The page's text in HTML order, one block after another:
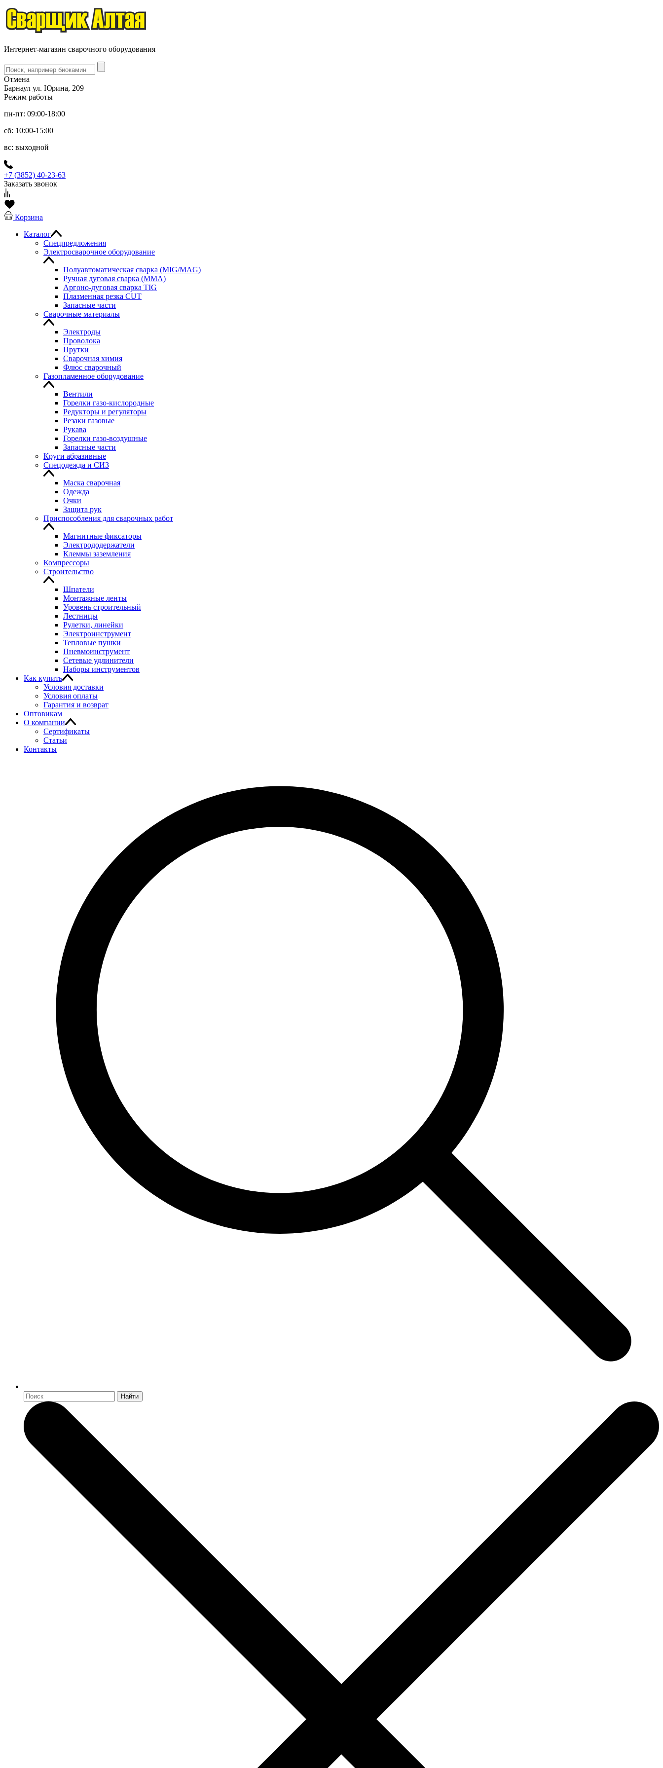
Интернет-магазин сварочного оборудования
Отмена
Барнаул ул. Юрина, 209
Режим работы
пн-пт: 09:00-18:00
сб: 10:00-15:00
вс: выходной
+7 (3852) 40-23-63
Заказать звонок
Корзина
Каталог
Спецпредложения
Электросварочное оборудование
Полуавтоматическая сварка (MIG/MAG)
Ручная дуговая сварка (MMA)
Аргоно-дуговая сварка TIG
Плазменная резка CUT
Запасные части
Сварочные материалы
Электроды
Проволока
Прутки
Сварочная химия
Флюс сварочный
Газопламенное оборудование
Вентили
Горелки газо-кислородные
Редукторы и регуляторы
Резаки газовые
Рукава
Горелки газо-воздушные
Запасные части
Круги абразивные
Спецодежда и СИЗ
Маска сварочная
Одежда
Очки
Защита рук
Приспособления для сварочных работ
Магнитные фиксаторы
Электрододержатели
Клеммы заземления
Компрессоры
Строительство
Шпатели
Монтажные ленты
Уровень строительный
Лестницы
Рулетки, линейки
Электроинструмент
Тепловые пушки
Пневмоинструмент
Сетевые удлинители
Наборы инструментов
Как купить
Условия доставки
Условия оплаты
Гарантия и возврат
Оптовикам
О компании
Сертификаты
Статьи
Контакты
Найти